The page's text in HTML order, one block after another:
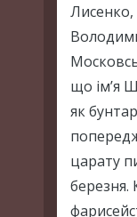
що ім’я
як
царату
березня.